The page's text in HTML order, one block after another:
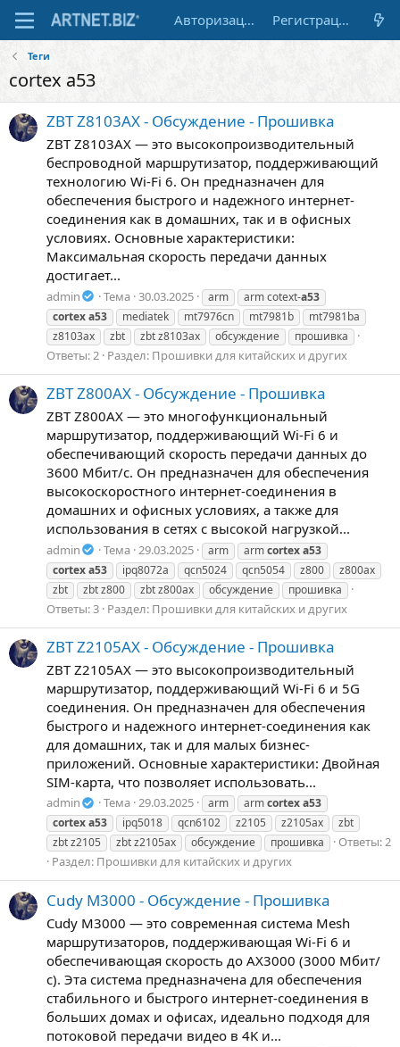
Авторизация Регистрация
Теги
cortex a53
ZBT Z8103AX - Обсуждение - Прошивка
ZBT Z8103AX — это высокопроизводительный
беспроводной маршрутизатор, поддерживающий
технологию Wi-Fi 6. Он предназначен для
обеспечения быстрого и надежного интернет-
соединения как в домашних, так и в офисных
условиях. Основные характеристики:
Максимальная скорость передачи данных
достигает...
admin Тема 30.03.2025 arm arm cotext-a53
cortexa53 mediatek mt7976cn mt7981b
mt7981ba
z8103ax
zbt zbt z8103ax обсуждение прошивка
Ответы: 2 Раздел: Прошивки для китайских и других
ZBT Z800AX - Обсуждение - Прошивка
ZBT Z800AX — это многофункциональный
маршрутизатор, поддерживающий Wi-Fi 6 и
обеспечивающий скорость передачи данных до
3600 Мбит/с. Он предназначен для обеспечения
высокоскоростного интернет-соединения в
домашних и офисных условиях, а также для
использования в сетях с высокой нагрузкой...
admin Тема 29.03.2025 arm armcortexa53
cortexa53 ipq8072a qcn5024 qcn5054 z800
z800ax
zbt
zbt z800 zbt z800ax обсуждение прошивка
Ответы: 3 Раздел: Прошивки для китайских и других
ZBT Z2105AX - Обсуждение - Прошивка
ZBT Z2105AX — это высокопроизводительный
маршрутизатор, поддерживающий Wi-Fi 6 и 5G
соединения. Он предназначен для обеспечения
быстрого и надежного интернет-соединения как
для домашних, так и для малых бизнес-
приложений. Основные характеристики: Двойная
SIM-карта, что позволяет использовать...
admin Тема 29.03.2025 arm armcortexa53
cortexa53 ipq5018 qcn6102 z2105 z2105ax
zbt
zbt z2105
zbt z2105ax обсуждение прошивка
Ответы: 2
Раздел: Прошивки для китайских и других
Cudy M3000 - Обсуждение - Прошивка
Cudy M3000 — это современная система Mesh
маршрутизаторов, поддерживающая Wi-Fi 6 и
обеспечивающая скорость до AX3000 (3000 Мбит/
с). Эта система предназначена для обеспечения
стабильного и быстрого интернет-соединения в
больших домах и офисах, идеально подходя для
потоковой передачи видео в 4K и...